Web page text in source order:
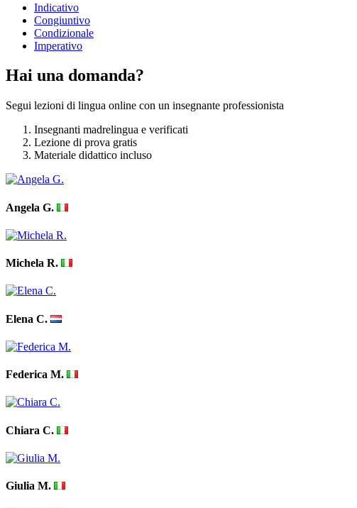
Indicativo
Congiuntivo
Condizionale
Imperativo
Hai una domanda?
Segui lezioni di lingua online con un insegnante professionista
Insegnanti madrelingua e verificati
Lezione di prova gratis
Materiale didattico incluso
Angela G.
Michela R.
Elena C.
Federica M.
Chiara C.
Giulia M.